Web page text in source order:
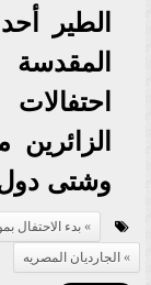
الطير
وشتى دول
بدء الاحتفال
الجارديان المصريه